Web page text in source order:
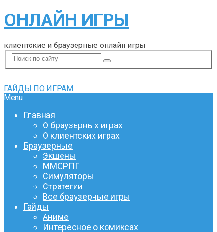
ОНЛАЙН ИГРЫ
клиентские и браузерные онлайн игры
ГАЙДЫ ПО ИГРАМ
Menu
Главная
О браузерных играх
О клиентских играх
Браузерные
Экшены
ММОРПГ
Симуляторы
Стратегии
Все браузерные игры
Гайды
Аниме
Интересное о комиксах